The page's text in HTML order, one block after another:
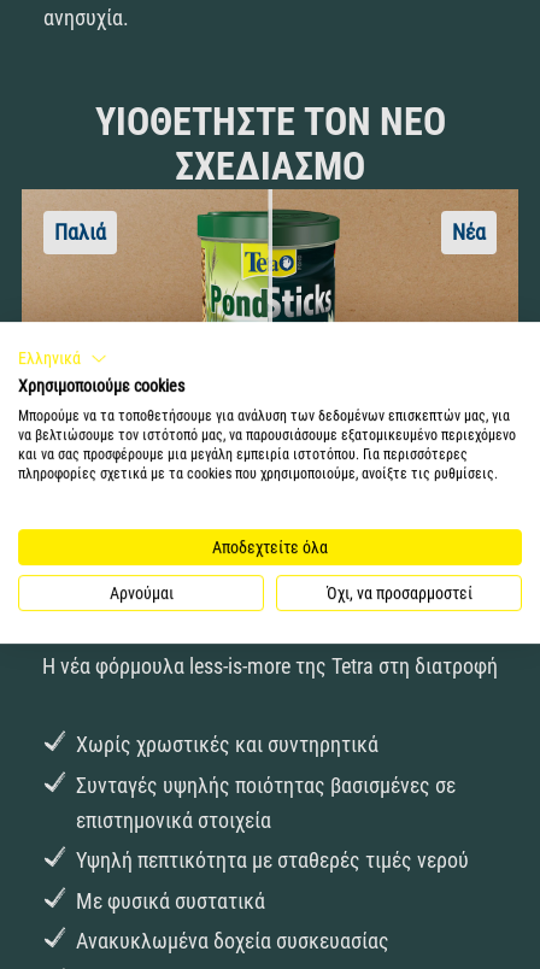
ανησυχία.
ΥΙΟΘΕΤΉΣΤΕ ΤΟΝ ΝΈΟ
ΣΧΕΔΙΑΣΜΌ
ΔΕΊΤΕ ΤΗ ΔΙΑΦΟΡΆ
Η νέα φόρμουλα less-is-more της Tetra στη διατροφή
Χωρίς χρωστικές και συντηρητικά
Συνταγές υψηλής ποιότητας βασισμένες σε
επιστημονικά στοιχεία
Υψηλή πεπτικότητα με σταθερές τιμές νερού
Με φυσικά συστατικά
Ανακυκλωμένα δοχεία συσκευασίας
Ελληνικά
Χρησιμοποιούμε cookies
Μπορούμε να τα τοποθετήσουμε για ανάλυση των δεδομένων επισκεπτών μας, για
να βελτιώσουμε τον ιστότοπό μας, να παρουσιάσουμε εξατομικευμένο περιεχόμενο
και να σας προσφέρουμε μια μεγάλη εμπειρία ιστοτόπου. Για περισσότερες
πληροφορίες σχετικά με τα cookies που χρησιμοποιούμε, ανοίξτε τις ρυθμίσεις.
Αποδεχτείτε όλα
Αρνούμαι Όχι, να προσαρμοστεί